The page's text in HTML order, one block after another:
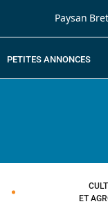
Paysan
PETITES ANNONCES
ET